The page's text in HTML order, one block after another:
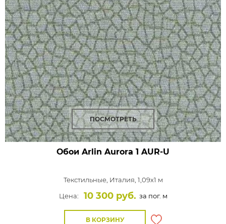
ПОСМОТРЕТЬ
Обои Arlin Aurora 1 AUR-U
Текстильные, Италия, 1,09x1 м
Цена:
10 300 руб. за пог. м
В КОРЗИНУ